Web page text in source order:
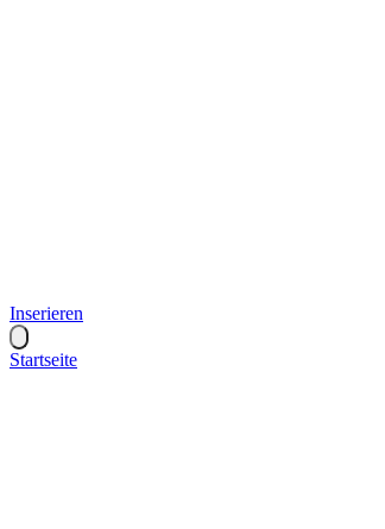
Inserieren
Startseite